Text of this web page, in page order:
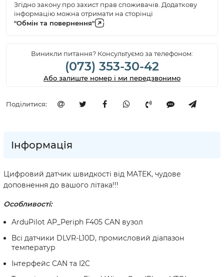
Згідно закону про захист прав споживачів. Додаткову
інформацію можна отримати на сторінці
"Обмін та повернення"
Виникли питання? Консультуємо за телефоном:
(073) 353-30-42
Або залиште номер і ми передзвонимо
Поділитися:
Інформація
Цифровий датчик швидкості від MATEK, чудове
доповнення до вашого літака!!!
Особливості:
ArduPilot AP_Periph F405 CAN вузол
Всі датчики DLVR-L10D, промисловий діапазон
температур
Інтерфейс CAN та I2C